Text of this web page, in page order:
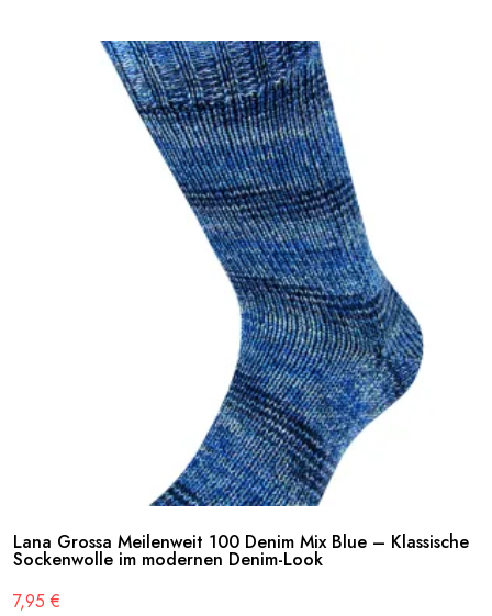
Lana Grossa Meilenweit 100 Denim Mix Blue – Klassische
Sockenwolle im modernen Denim-Look
7,95 €